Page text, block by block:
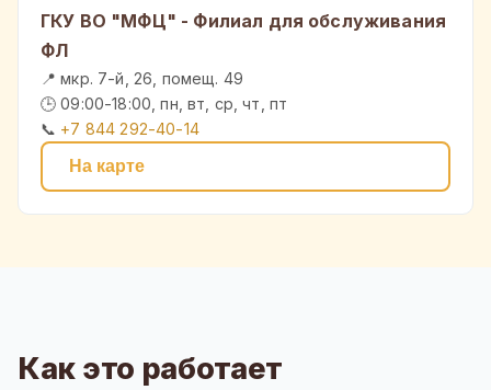
ГКУ ВО "МФЦ" - Филиал для обслуживания
ФЛ
📍 мкр. 7-й, 26, помещ. 49
🕒 09:00-18:00, пн, вт, ср, чт, пт
📞 +7 844 292-40-14
На карте
Как это работает